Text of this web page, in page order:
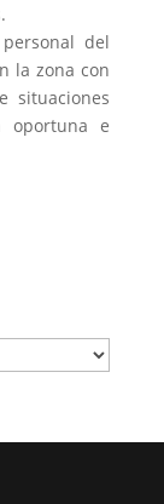
del
la zona con
situaciones
oportuna e